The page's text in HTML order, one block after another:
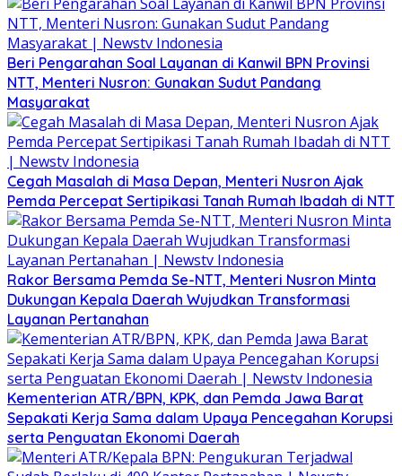
Beri Pengarahan Soal Layanan di Kanwil BPN Provinsi
NTT, Menteri Nusron: Gunakan Sudut Pandang
Masyarakat
Cegah Masalah di Masa Depan, Menteri Nusron Ajak
Pemda Percepat Sertipikasi Tanah Rumah Ibadah di NTT
Rakor Bersama Pemda Se-NTT, Menteri Nusron Minta
Dukungan Kepala Daerah Wujudkan Transformasi
Layanan Pertanahan
Kementerian ATR/BPN, KPK, dan Pemda Jawa Barat
Sepakati Kerja Sama dalam Upaya Pencegahan Korupsi
serta Penguatan Ekonomi Daerah